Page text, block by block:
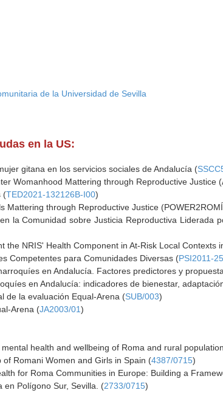
de la Universidad de Sevilla
en la US:
gitana en los servicios sociales de Andalucía (
Womanhood Mattering through Reproductive Justice
(TED2021-132126B-I00)
Mattering through Reproductive Justice
la Comunidad sobre Justicia Reproductiva Liderada
the NRIS' Health Component in At-Risk Local Contexts
Competentes para Comunidades Diversas (PSI2011-
en Andalucía. Factores predictores y
en Andalucía: indicadores de bienestar,
de la evaluación Equal-Arena (SUB/003)
Arena (JA2003/01)
health and wellbeing of Roma and rural
Romani Women and Girls in Spain (4387/0715)
for Roma Communities in Europe: Building a
en Polígono Sur, Sevilla. (2733/0715)